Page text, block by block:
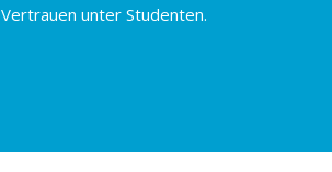
Vertrauen unter Studenten.